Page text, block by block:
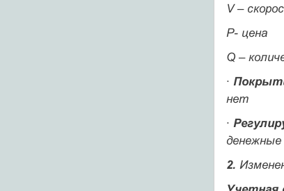
V –
P- цена
Q –
·
нет
·
денежные
2.